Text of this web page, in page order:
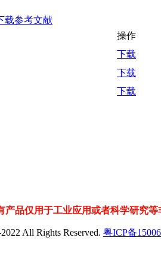
载参考文献
操作
下载
下载
下载
产品仅用于工业应用或者科学研究
All Rights Reserved. 粤ICP备